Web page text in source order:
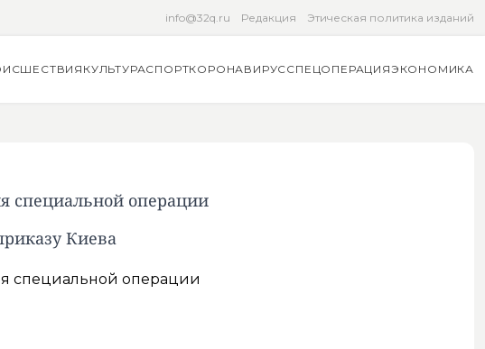
info@32q.ru Редакция Этическая политика изданий
КУЛЬТУРАСПОРТКОРОНАВИРУССПЕЦОПЕРАЦИЯЭКОНОМИКА
специальной операции
Киева